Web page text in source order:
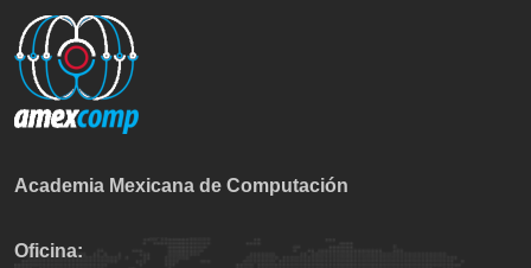
Academia Mexicana de Computación
Oficina: